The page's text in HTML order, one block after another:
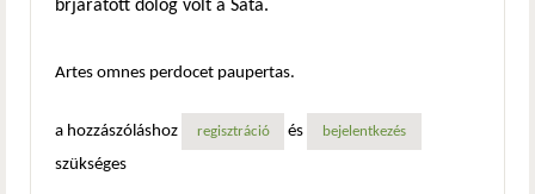
brjáratott dolog volt a Sata.
Artes omnes perdocet paupertas.
a hozzászóláshoz regisztráció és bejelentkezés
szükséges